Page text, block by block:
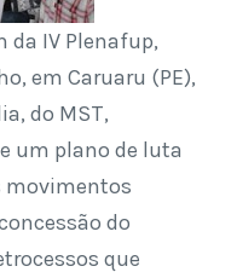
da IV Plenafup,
em Caruaru (PE),
do MST,
um plano de luta
movimentos
do
que